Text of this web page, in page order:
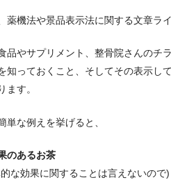
薬機法や景品表示法に関する文章ラ
品やサプリメント、整骨院さんのチ
知っておくこと、そしてその表示し
ます。
単な例えを挙げると、
のあるお茶
な効果に関することは言えないので)